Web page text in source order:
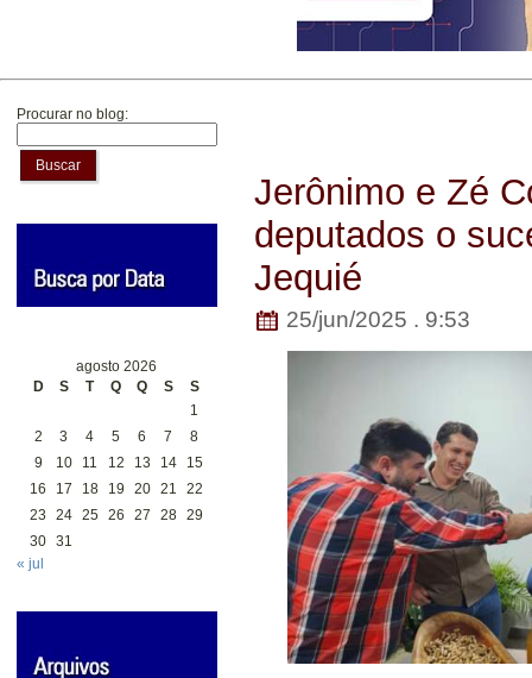
Procurar no blog:
Buscar
agosto 2026
D
S T Q Q S
S
1
2
3 4 5 6 7
8
9
10 11 12 13 14
15
16
17 18 19 20 21
22
23
24 25 26 27 28 29
30 31
« jul
Jerônimo e Zé
deputados o
Jequié
25/jun/2025 . 9:53